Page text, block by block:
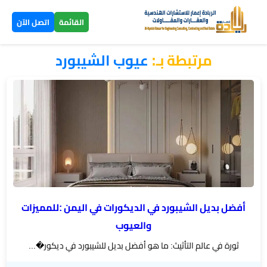
القائمة اتصل الآن ×
تصاميم
ومخططات
اليمن
بناء
مفتاح
مرتبطة بـ: عيوب الشيبورد
أفضل بديل الشيبورد في الديكورات في اليمن :للمميزات
والعيوب
ثورة في عالم التأثيث: ما هو أفضل بديل للشيبورد في ديكور�...